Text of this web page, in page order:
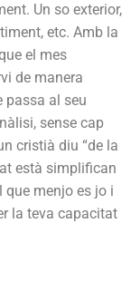
Un so exterior,
etc. Amb la
el mes
de manera
passa al seu
sense cap
cristià diu “de la
està simplifican
menjo es jo i
la teva capacitat